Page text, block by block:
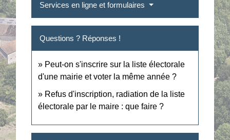
Services en ligne et formulaires
Questions ? Réponses !
Peut-on s'inscrire sur la liste électorale
d'une mairie et voter la même année ?
Refus d'inscription, radiation de la liste
électorale par le maire : que faire ?